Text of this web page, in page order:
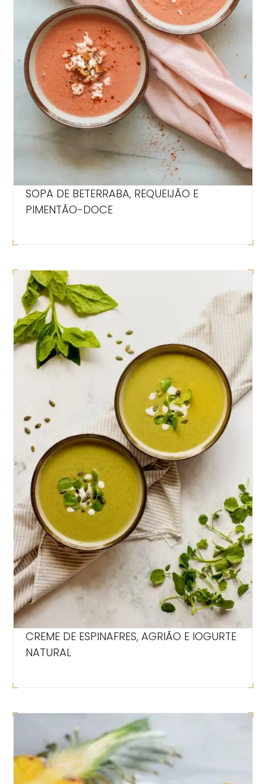
SOPA DE BETERRABA, REQUEIJÃO E
PIMENTÃO-DOCE
CREME DE ESPINAFRES, AGRIÃO E IOGURTE
NATURAL